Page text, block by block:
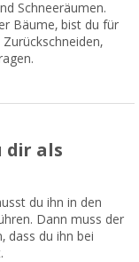
Schneeräumen.
Bäume, bist du für
dir als
du ihn in den
Dann muss der
dass du ihn bei